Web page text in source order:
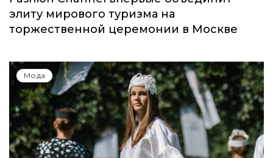
элиту мирового туризма на
торжественной церемонии в Москве
Мода